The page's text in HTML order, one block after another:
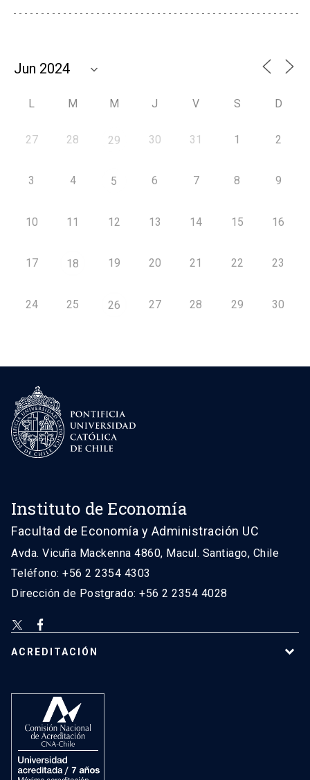
L M M J V S D
27 28 29 30 31 1 2
3 4 5 6 7 8 9
10 11 12 13 14 15 16
17 18 19 20 21 22 23
24 25 26 27 28 29 30
Instituto de Economía
Facultad de Economía y Administración UC
Avda. Vicuña Mackenna 4860, Macul. Santiago, Chile
Teléfono: +56 2 2354 4303
Dirección de Postgrado: +56 2 2354 4028
ACREDITACIÓN